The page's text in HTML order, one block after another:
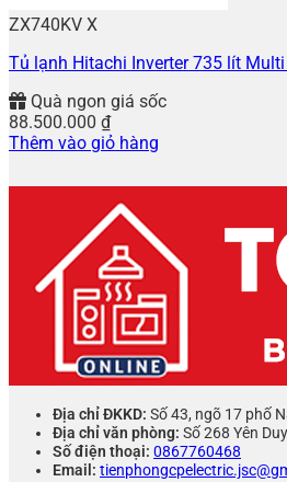
ZX740KV X
Tủ lạnh Hitachi Inverter 735 lít Multi
Quà ngon giá sốc
88.500.000 ₫
Thêm vào giỏ hàng
Địa chỉ ĐKKD: Số 43, ngõ 17 phố
Địa chỉ văn phòng: Số 268 Yên
Số điện thoại: 0867760468
Email: